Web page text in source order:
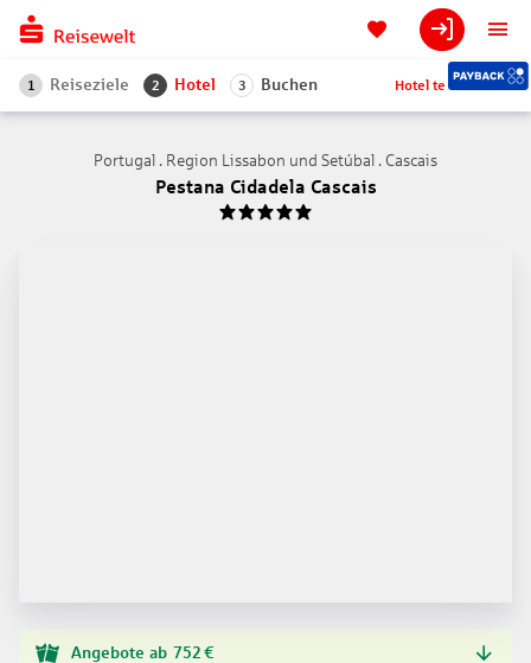
1 Reiseziele 2 Hotel 3 Buchen Hotel teilen
Portugal . Region Lissabon und Setúbal . Cascais
Pestana Cidadela Cascais
5
Angebote ab 752 €